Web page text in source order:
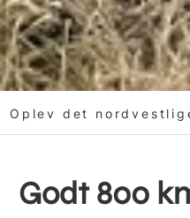
Oplev det
Godt 800